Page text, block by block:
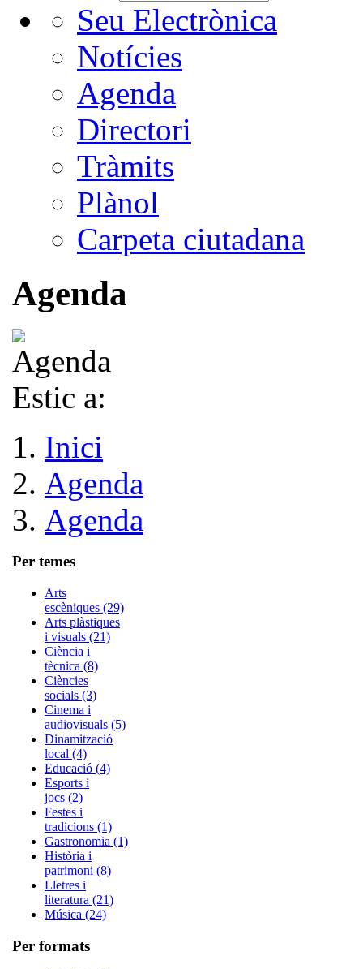
Seu Electrònica
Notícies
Agenda
Directori
Tràmits
Plànol
Carpeta ciutadana
Agenda
Estic a:
Inici
Agenda
Agenda
Per temes
Arts
escèniques (29)
Arts plàstiques
i visuals (21)
Ciència i
tècnica (8)
Ciències
socials (3)
Cinema i
audiovisuals (5)
Dinamització
local (4)
Educació (4)
Esports i
jocs (2)
Festes i
tradicions (1)
Gastronomia (1)
Història i
patrimoni (8)
Lletres i
literatura (21)
Música (24)
Per formats